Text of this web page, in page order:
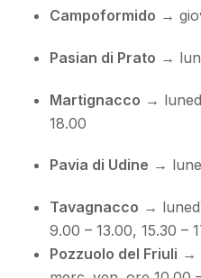
Campoformido →
Pasian di Prato →
Martignacco →
18.00
Pavia di Udine →
Tavagnacco →
9.00 – 13.00, 15.30 –
Pozzuolo del Friuli →